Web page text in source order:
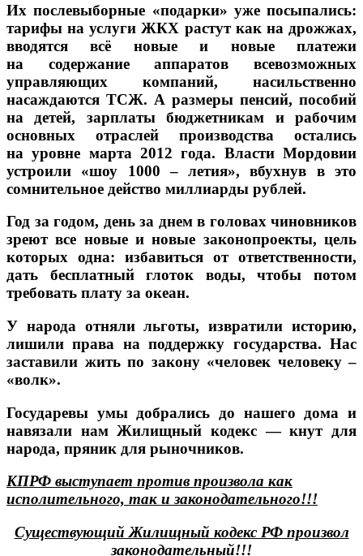
Их послевыборные «подарки» уже посыпались:
тарифына услуги ЖКХ растут как на дрожжах,
вводятся всё новыеи новыеплатежи
на содержаниеаппаратов всевозможных
управляющих компаний, насильственно
насаждаются ТСЖ. А размеры пенсий, пособий
на детей, зарплаты бюджетникам и рабочим
основных отраслей производства остались
на уровне марта2012 года. Власти Мордовии
устроили «шоу 1000 –летия», вбухнув в это
сомнительное действо миллиарды рублей.
Год за годом, день за днем в головах чиновников
зреют все новые и новые законопроекты, цель
которых одна: избавиться от ответственности,
дать бесплатный глоток воды, чтобы потом
требовать плату за океан.
У народа отняли льготы, извратили историю,
лишили права на поддержку государства. Нас
заставили жить по закону «человек человеку –
«волк».
Государевы умы добрались до нашего дома и
навязали нам Жилищный кодекс — кнут для
народа, пряник для рыночников.
КПРФ выступает против произвола как
исполительного, так и законодательного!!!
Существующий Жилищный кодекс РФ произвол
законодательный!!!